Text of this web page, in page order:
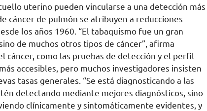
uterino pueden vincularse a una detección más
cáncer de pulmón se atribuyen a reducciones
los años 1960. “El tabaquismo fue un gran
de muchos otros tipos de cáncer”, afirma
cáncer, como las pruebas de detección y el perfil
accesibles, pero muchos investigadores insisten
tasas generales. “Se está diagnosticando a las
detectando mediante mejores diagnósticos, sino
clínicamente y sintomáticamente evidentes, y